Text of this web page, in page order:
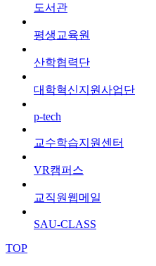
도서관
평생교육원
산학협력단
대학혁신지원사업단
p-tech
교수학습지원센터
VR캠퍼스
교직원웹메일
SAU-CLASS
TOP